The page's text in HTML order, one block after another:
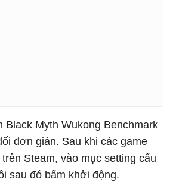
Black Myth Wukong Benchmark
đơn giản. Sau khi các game
Steam, vào mục setting cấu
sau đó bấm khởi động.